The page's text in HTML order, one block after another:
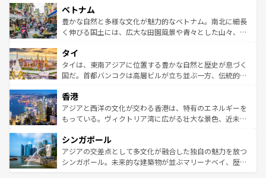
参照してほしい。
容にもいいと評判のスイーツなど、バラエティ豊かな料理
が味わえる。 なお、新着の台湾情報は コンテンツ一覧を参
照してほしい。
き、地方に足を延ばせば四季折々の自然美を楽しむことが
できる。そして、キムチや焼肉、絶品のストリートフード
まで、さまざまな韓国料理が待っている。夜には、韓国な
リティに包まれながら、韓国の多彩な魅力を心ゆくまで味
わってみてほしい。 なお、新着の韓国情報はコンテンツ一
覧を参照してほしい。
ベトナム
豊かな自然と多様な文化が魅力的なベトナム。南北に細長
く伸びる国土には、広大な田園風景や青々とした山々、世
急速な発展と共に伝統が息づく。ハノイの古い町並みやホ
ーチミン市のフランス統治時代の建物も、独特の雰囲気を
醸し出している。また、バラエティの豊かさとおいしさで
とつ。フォーやバインミー、ベトナムコーヒーなどは、ぜ
ひ現地で味わいたい。どの地域を訪れてもあたたかい人々
が旅行者を迎えてくれるので、きっと忘れられない旅にな
参照してほしい。
タイ
タイは、東南アジアに位置する豊かな自然と歴史が息づく
国だ。首都バンコクは高層ビルが立ち並ぶ一方、伝統的な
の活気が交差している。北部ではチェンマイなどの山岳地
帯で自然と触れ合い、南部ではプーケットやクラビの美し
いビーチでリゾート気分を楽しむことができる。タイ料理
激する。気候は一年中温暖で、どの季節にも異なる楽しみ
が待っている。親しみやすいタイの人々、仏教を中心とし
た文化、そして多様な観光資源が、訪れる旅人を魅了し続
香港
アジアと西洋の文化が交わる香港は、特有のエネルギーを
もっている。ヴィクトリア湾に広がる壮大な景色、近未来
み、どこを訪れても感動するはず。観光スポットが密集し
ており、効率よく見どころを回れるのも魅力。息をのむよ
うな絶景から文化的な体験まで、香港を存分に楽しみ尽く
シンガポール
アジアの交差点として多文化が融合した独自の魅力を放つ
シンガポール。未来的な建築物が並ぶマリーナベイ、歴史